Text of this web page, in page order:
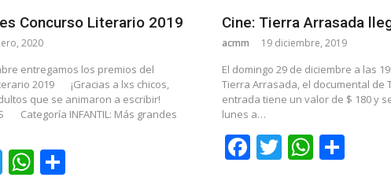
Concurso Literario 2019
2020
entregamos los premios del
2019
¡Gracias a lxs chicos,
que se animaron a escribir!
Categoría INFANTIL: Más grandes
TwitterWhatsApp
Cine: Tierra Arrasada
acmm 19 diciembre, 2019
El domingo 29 de diciembre a las
Tierra Arrasada, el documental de
entrada tiene un valor de $ 180 y
lunes a…
Facebook
Twitter